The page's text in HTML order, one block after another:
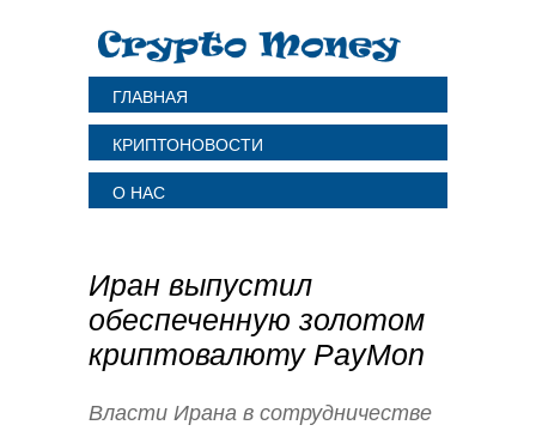
ГЛАВНАЯ
КРИПТОНОВОСТИ
О НАС
Иран выпустил
обеспеченную золотом
криптовалюту PayMon
Власти Ирана в сотрудничестве